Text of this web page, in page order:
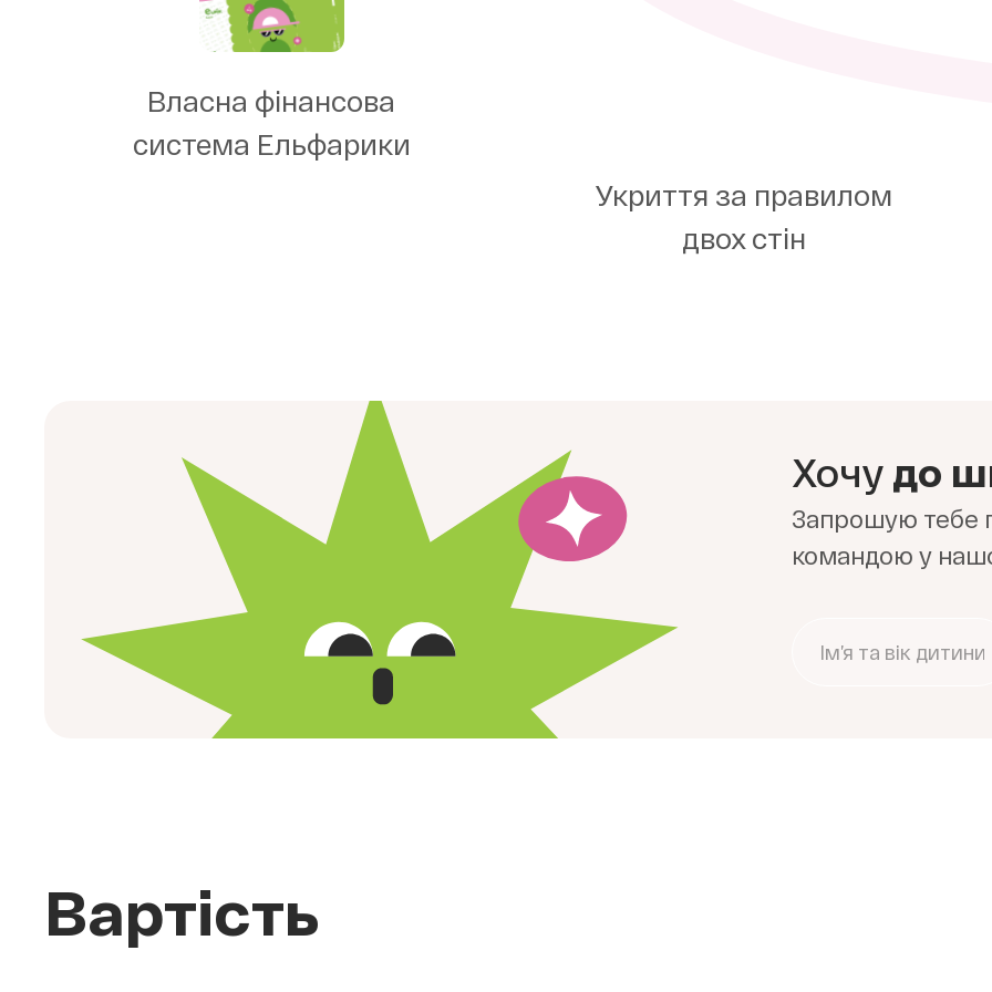
Власна фінансова
система Ельфарики
Укриття за правилом
двох стін
Хочу до
Запрошую тебе
командою у
Вартість